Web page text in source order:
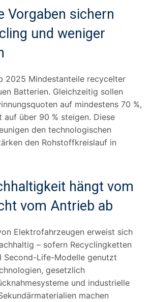
Vorgaben sichern
und weniger
2025 Mindestanteile recycelter
Batterien. Gleichzeitig sollen
auf mindestens 70 %,
auf über 90 % steigen. Diese
den technologischen
den Rohstoffkreislauf in
hängt vom
vom Antrieb ab
Elektrofahrzeugen erweist sich
– sofern Recyclingketten
Second-Life-Modelle genutzt
gesetzlich
und industrielle
machen